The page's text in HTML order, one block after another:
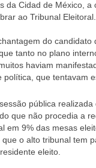
da Cidad de México,
ao Tribunal Eleitoral.
do
tanto no plano
haviam
política, que tentavam
pública
que não procedia a
em 9% das mesas
o alto tribunal tem
eleito.